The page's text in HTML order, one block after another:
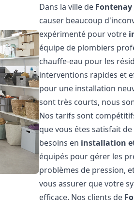
Dans la ville de Fontenay
causer beaucoup
expérimenté pour votre
équipe de plombiers
chauffe-eau pour les
interventions rapides et
pour une installation
sont très courts, nous
Nos tarifs sont
que vous êtes satisfait
besoins en installation
équipés pour gérer les
problèmes de pression,
vous assurer que votre
efficace. Nos clients de